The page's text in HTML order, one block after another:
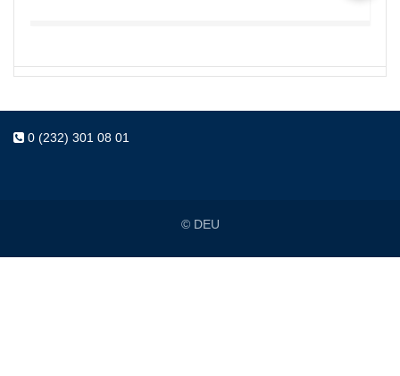
0 (232) 301 08 01
© DEU